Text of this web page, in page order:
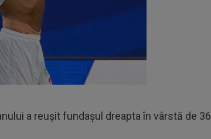
a reușit fundașul dreapta în vârstă de 36